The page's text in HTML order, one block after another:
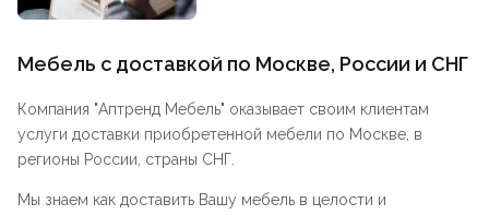
Мебель с доставкой по Москве, России и СНГ
Компания "Аптренд Мебель" оказывает своим клиентам
услуги доставки приобретенной мебели по Москве, в
регионы России, страны СНГ.
Мы знаем как доставить Вашу мебель в целости и